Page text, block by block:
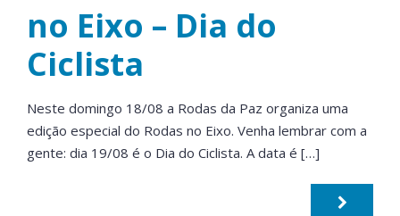
no Eixo – Dia do
Ciclista
Neste domingo 18/08 a Rodas da Paz organiza uma
edição especial do Rodas no Eixo. Venha lembrar com a
gente: dia 19/08 é o Dia do Ciclista. A data é […]